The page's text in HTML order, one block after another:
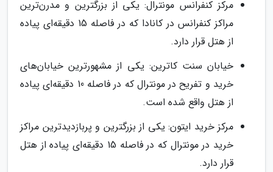
مرکز کنفرانس مونترال: یکی از بزرگترین و مدرن‌ترین
مراکز کنفرانس در کانادا که در فاصله 15 دقیقه‌ای پیاده
از هتل قرار دارد.
خیابان سنت کاترین: یکی از مشهورترین خیابان‌های
خرید و تفریح در مونترال که در فاصله 10 دقیقه‌ای پیاده
از هتل واقع شده است.
مرکز خرید ایتون: یکی از بزرگترین و پربازدیدترین مراکز
خرید در مونترال که در فاصله 15 دقیقه‌ای پیاده از هتل
قرار دارد.